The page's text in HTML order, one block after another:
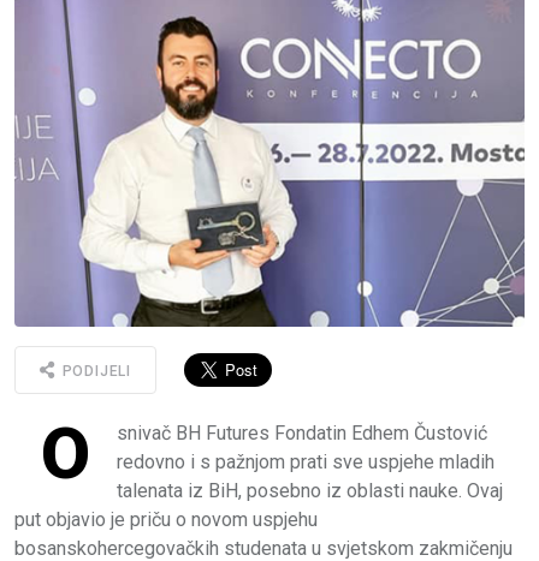
PODIJELI
O
snivač BH Futures Fondatin Edhem Čustović
redovno i s pažnjom prati sve uspjehe mladih
talenata iz BiH, posebno iz oblasti nauke. Ovaj
put objavio je priču o novom uspjehu
bosanskohercegovačkih studenata u svjetskom zakmičenju